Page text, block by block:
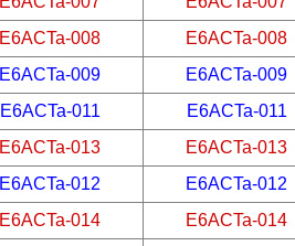
E6ACTa-008
E6ACTa-008
E6ACTa-009
E6ACTa-009
E6ACTa-011
E6ACTa-011
E6ACTa-013
E6ACTa-013
E6ACTa-012
E6ACTa-012
E6ACTa-014
E6ACTa-014